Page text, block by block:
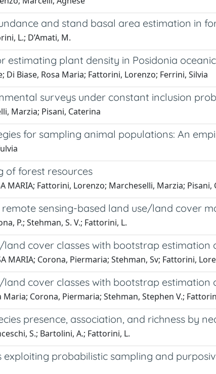
and stand basal area estimation in
L.; D’Amati, M.
estimating plant density in Posidonia
Di Biase, Rosa Maria; Fattorini, Lorenzo; Ferrini, Silvia
surveys under constant inclusion
Marzia; Pisani, Caterina
for sampling animal populations: An
of forest resources
MARIA; Fattorini, Lorenzo; Marcheselli, Marzia; Pisani,
sensing-based land use/land cover
P.; Stehman, S. V.; Fattorini, L.
cover classes with bootstrap
MARIA; Corona, Piermaria; Stehman, Sv; Fattorini,
cover classes with bootstrap
Maria; Corona, Piermaria; Stehman, Stephen V.;
presence, association, and richness by
S.; Bartolini, A.; Fattorini, L.
exploiting probabilistic sampling and